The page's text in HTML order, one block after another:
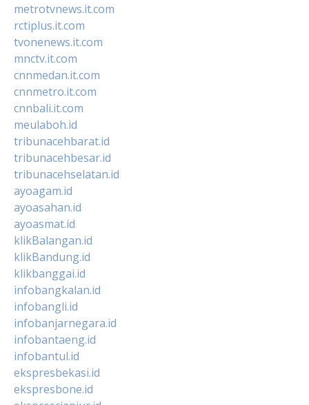
metrotvnews.it.com
rctiplus.it.com
tvonenews.it.com
mnctv.it.com
cnnmedan.it.com
cnnmetro.it.com
cnnbali.it.com
meulaboh.id
tribunacehbarat.id
tribunacehbesar.id
tribunacehselatan.id
ayoagam.id
ayoasahan.id
ayoasmat.id
klikBalangan.id
klikBandung.id
klikbanggai.id
infobangkalan.id
infobangli.id
infobanjarnegara.id
infobantaeng.id
infobantul.id
ekspresbekasi.id
ekspresbone.id